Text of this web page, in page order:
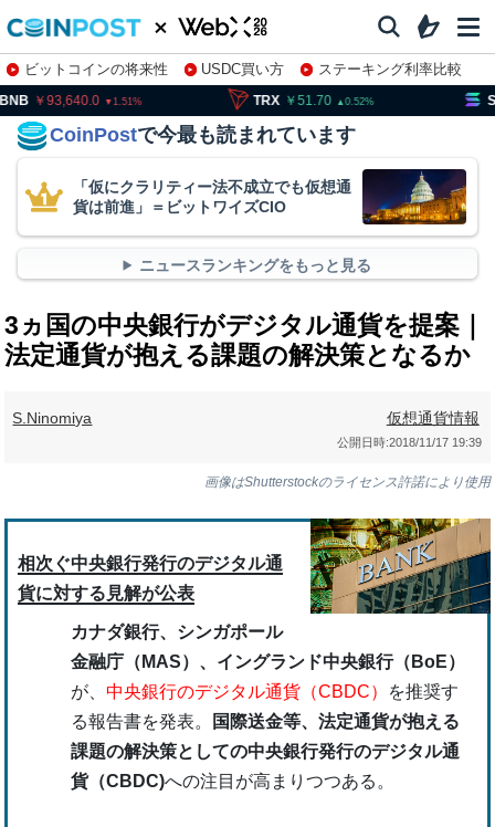
ビットコインの将来性 USDC買い方
ステーキング利率比較
株特集・関連銘柄
1.51 51.70 0.52
CoinPostで今最も読まれています
「仮にクラリティー法不成立でも仮想通
貨は前進」＝ビットワイズCIO
ニュースランキングをもっと見る
3ヵ国の中央銀行がデジタル通貨を提案｜
法定通貨が抱える課題の解決策となるか
S.Ninomiya 仮想通貨情報
公開日時:2018/11/17 19:39
画像はShutterstockのライセンス許諾により使用
相次ぐ中央銀行発行のデジタル通
貨に対する見解が公表
カナダ銀行、シンガポール
金融庁（MAS）、イングランド中央銀行（BoE）
が、 中央銀行のデジタル通貨（CBDC）
を推奨す
る報告書を発表。
国際送金等、法定通貨が抱える
課題の解決策としての中央銀行発行のデジタル通
貨（CBDC)への注目が高まりつつある。